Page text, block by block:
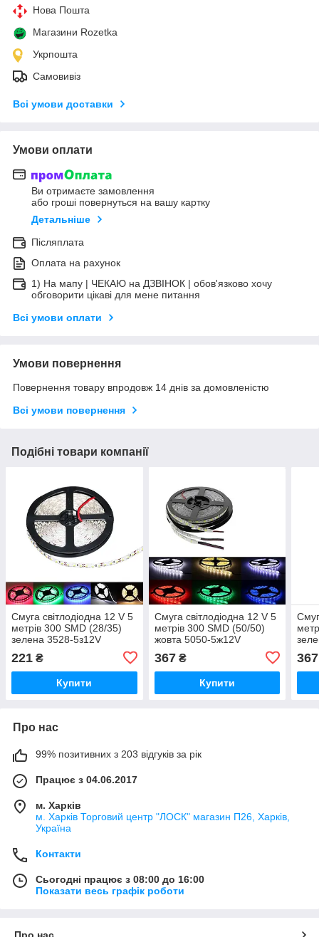
Нова Пошта
Магазини Rozetka
Укрпошта
Самовивіз
Всі умови доставки
Умови оплати
Ви отримаєте замовлення
або гроші повернуться на вашу картку
Детальніше
Післяплата
Оплата на рахунок
1) На мапу | ЧЕКАЮ на ДЗВІНОК | обов'язково хочу
обговорити цікаві для мене питання
Всі умови оплати
Умови повернення
Повернення товару впродовж 14 днів за домовленістю
Всі умови повернення
Подібні товари компанії
Смуга світлодіодна 12 V 5
метрів 300 SMD (28/35)
зелена 3528-5з12V
221 ₴
Купити
Смуга світлодіодна 12 V 5
метрів 300 SMD (50/50)
жовта 5050-5ж12V
367₴
Купити
367
Про нас
99% позитивних з 203 відгуків за рік
Працює з 04.06.2017
м. Харків
м. Харків Торговий центр "ЛОСК" магазин П26, Харків,
Україна
Контакти
Сьогодні працює з 08:00 до 16:00
Показати весь графік роботи